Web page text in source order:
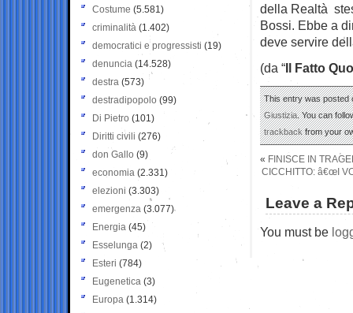
della Realtà
Bossi. Ebbe a
deve servire
(da “Il Fatto
This entry was posted
Giustizia. You can
trackbackfrom your
« FINISCE IN
CICCHITTO: â€œI
Leave a
You must be
Costume (5.581)
criminalità (1.402)
democratici e progressisti (19)
denuncia (14.528)
destra (573)
destradipopolo (99)
Di Pietro (101)
Diritti civili (276)
don Gallo (9)
economia (2.331)
elezioni (3.303)
emergenza (3.077)
Energia (45)
Esselunga (2)
Esteri (784)
Eugenetica (3)
Europa (1.314)